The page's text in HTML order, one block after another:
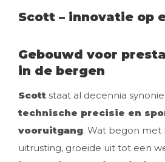
Scott – innovatie op
Gebouwd voor
in de bergen
Scott staat al decennia
technische precisie en
vooruitgang. Wat begon met
uitrusting, groeide uit tot een